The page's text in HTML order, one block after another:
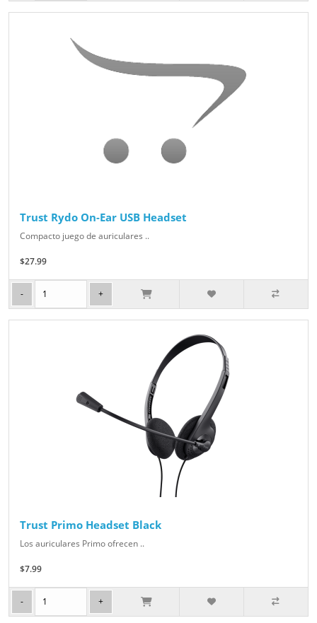
Trust Rydo On-Ear USB Headset
Compacto juego de auriculares ..
$27.99
Trust Primo Headset Black
Los auriculares Primo ofrecen ..
$7.99